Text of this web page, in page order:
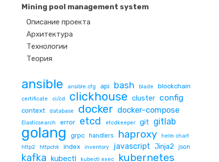
Mining pool management system
Описание проекта
Архитектура
Технологии
Теория
ansible ansible.cfg api bash blade blockchain
certificate ci/cd clickhouse cluster config
context database docker docker-compose
Elasticsearch error etcd etcdkeeper git gitlab
golang grpc handlers haproxy
helm chart
http2
httpchk index inventory javascript Jinja2 json
kafka kubectl kubectl exec kubernetes